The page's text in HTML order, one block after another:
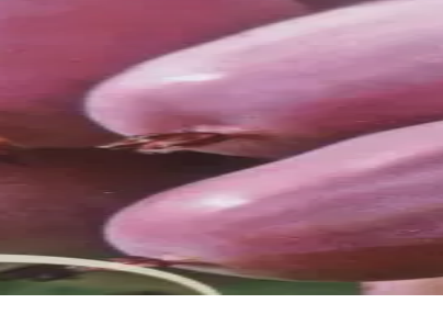
dybe rodsystem forbedrer jordstrukturen.
men blomstrer sent og får sjældent
dekorativ og nyttig. Den kan dyrkes i
eller let tilberedte retter, hvor de bevarer deres
et lavt sukkerindtag.
næringsrig og alsidig plante, der kombinerer
og køkkenet.